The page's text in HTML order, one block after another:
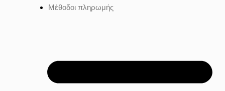
Μέθοδοι πληρωμής